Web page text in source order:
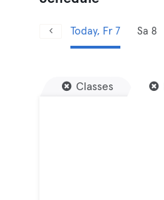
Today, Fr 7 Sa 8
Classes